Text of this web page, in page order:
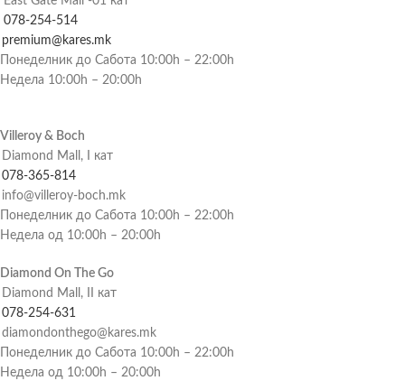
078-254-514
premium@kares.mk
Понеделник до Сабота 10:00h – 22:00h
Недела 10:00h – 20:00h
Villeroy & Boch
Diamond Mall, I кат
078-365-814
info@villeroy-boch.mk
Понеделник до Сабота 10:00h – 22:00h
Недела од 10:00h – 20:00h
Diamond On The Go
Diamond Mall, II кат
078-254-631
diamondonthego@kares.mk
Понеделник до Сабота 10:00h – 22:00h
Недела од 10:00h – 20:00h